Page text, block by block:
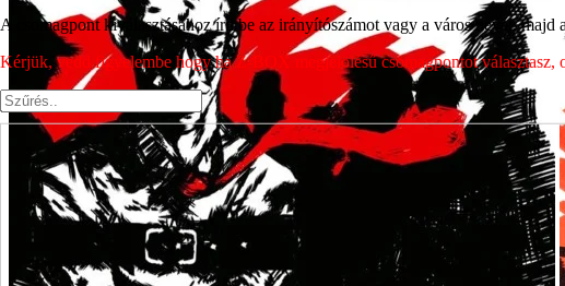
A csomagpont kiválasztásához írd be az irányítószámot vagy a város nevét,
Kérjük, vedd figyelembe hogy ha Z-BOX megjelölésű csomagpontot választasz,